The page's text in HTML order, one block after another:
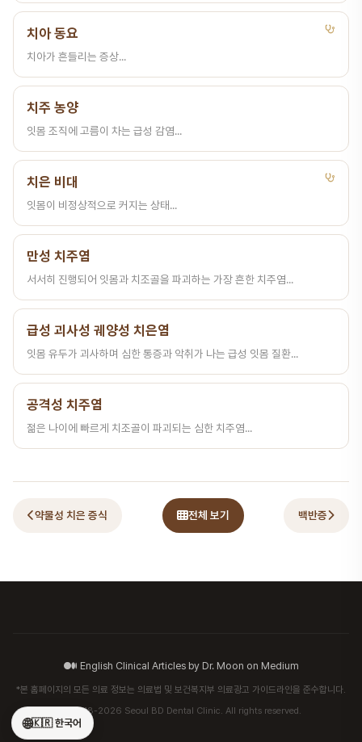
치아 동요
치아가 흔들리는 증상...
치주 농양
잇몸 조직에 고름이 차는 급성 감염...
치은 비대
잇몸이 비정상적으로 커지는 상태...
만성 치주염
서서히 진행되어 잇몸과 치조골을 파괴하는 가장 흔한 치주염...
급성 괴사성 궤양성 치은염
잇몸 유두가 괴사하며 심한 통증과 악취가 나는 급성 잇몸 질환...
공격성 치주염
젊은 나이에 빠르게 치조골이 파괴되는 심한 치주염...
약물성 치은 증식 전체 보기 백반증
English Clinical Articles by Dr. Moon on Medium
*본 홈페이지의 모든 의료 정보는 의료법 및 보건복지부 의료광고 가이드라인을 준수합니다.
© 2018-2026 Seoul BD Dental Clinic. All rights reserved.
🌐🇰🇷 한국어